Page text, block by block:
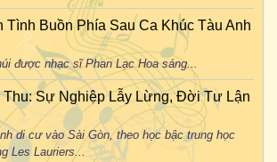
Tình Buồn Phía Sau Ca Khúc Tàu Anh
được nhạc sĩ Phan Lạc Hoa sáng...
Thu: Sự Nghiệp Lẫy Lừng, Đời Tư Lận
di cư vào Sài Gòn, theo học bậc trung học
Les Lauriers...